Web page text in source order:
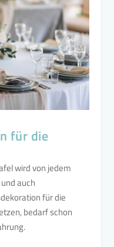
für die
wird von jedem
auch
für die
bedarf schon